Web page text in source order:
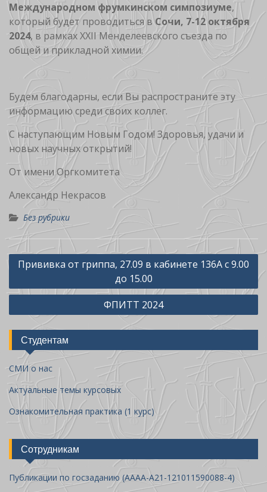
Международном фрумкинском симпозиуме,
который будет проводиться вСочи, 7-12 октября
2024, в рамках XXII Менделеевского съезда по
общей и прикладной химии.
Будем благодарны, если Вы распространите эту
информацию среди своих коллег.
С наступающим Новым Годом! Здоровья, удачи и
новых научных открытий!
От имени Оргкомитета
Александр Некрасов
Без рубрики
Н
в
и
г
а
ц
и
я
п
о
а
Прививка от гриппа, 27.09 в кабинете 136А с 9.00
до 15.00
ФПИТТ 2024
Студентам
СМИ о нас
Актуальные темы курсовых
Ознакомительная практика (1 курс)
Сотрудникам
Публикации по госзаданию (AAAA-A21-121011590088-4)